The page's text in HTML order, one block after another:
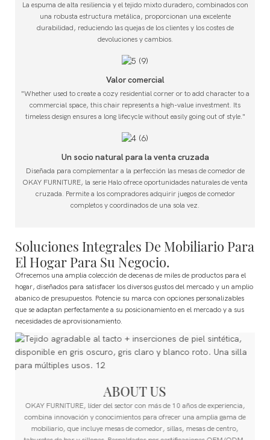
La espuma de alta resiliencia y el tejido mixto duradero, combinados con
una robusta estructura metálica, proporcionan una excelente
durabilidad, reduciendo las quejas de los clientes y los costes de
devoluciones y cambios.
Valor comercial
"Whether used to create a cozy residential corner or to add character to a
commercial space, this chair represents a high-value investment. Its
timeless design ensures a long lifecycle without easily going out of style."
Un socio natural para la venta cruzada
Diseñada para complementar a la perfección las mesas de comedor de
OKAY FURNITURE, la serie Halo ofrece oportunidades naturales de venta
cruzada. Permite a los compradores adquirir juegos de comedor
completos y coordinados de una sola vez.
Soluciones Integrales De Mobiliario Para
El Hogar Para Su Negocio.
Ofrecemos una amplia colección de decenas de miles de productos para el
hogar, diseñados para satisfacer los diversos gustos del mercado y un amplio
abanico de presupuestos. Potencie su marca con opciones personalizables
que se adaptan perfectamente a su posicionamiento en el mercado y a sus
necesidades de aprovisionamiento.
ABOUT US
OKAY FURNITURE, líder del sector con más de 10 años de experiencia,
combina innovación y conocimientos para ofrecer una amplia gama de
mobiliario, que incluye mesas de comedor, sillas, mesas de centro,